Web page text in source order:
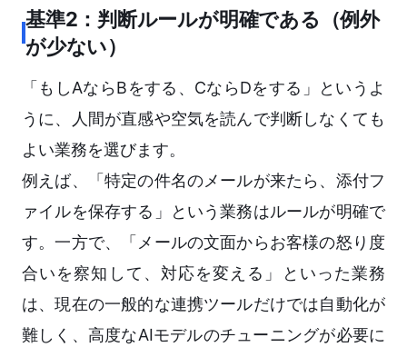
基準2：判断ルールが明確である（例外
が少ない）
「もしAならBをする、CならDをする」というよ
うに、人間が直感や空気を読んで判断しなくても
よい業務を選びます。
例えば、「特定の件名のメールが来たら、添付フ
ァイルを保存する」という業務はルールが明確で
す。一方で、「メールの文面からお客様の怒り度
合いを察知して、対応を変える」といった業務
は、現在の一般的な連携ツールだけでは自動化が
難しく、高度なAIモデルのチューニングが必要に